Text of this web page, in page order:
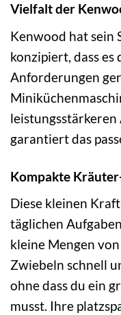
Vielfalt der
Kenwood hat sein
konzipiert, dass
Anforderungen
garantiert das
Kompakte
Diese kleinen
täglichen
kleine Mengen
Zwiebeln schnell
ohne dass du ein
musst. Ihre